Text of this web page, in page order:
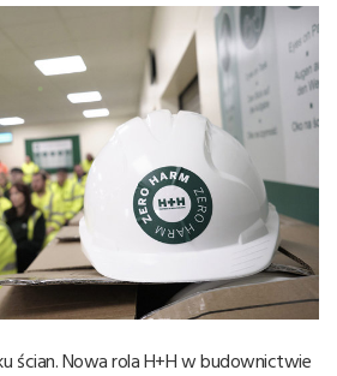
ścian. Nowa rola H+H w budownictwie